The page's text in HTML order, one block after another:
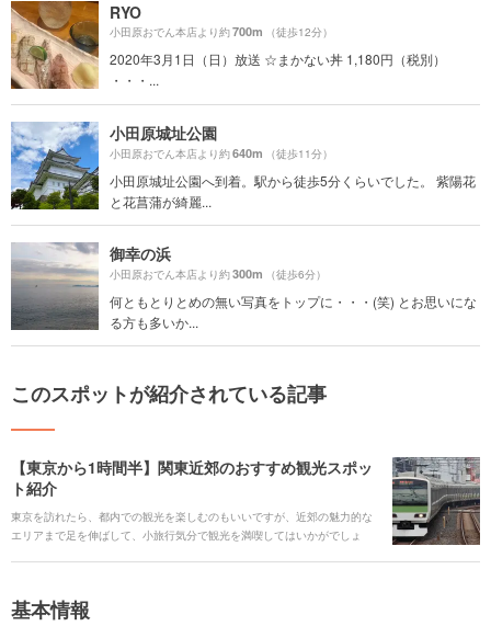
RYO
小田原おでん本店より約700m （徒歩12分）
2020年3月1日（日）放送 ☆まかない丼 1,180円（税別）
・・・...
小田原城址公園
小田原おでん本店より約640m （徒歩11分）
小田原城址公園へ到着。駅から徒歩5分くらいでした。 紫陽花
と花菖蒲が綺麗...
御幸の浜
小田原おでん本店より約300m （徒歩6分）
何ともとりとめの無い写真をトップに・・・(笑) とお思いにな
る方も多いか...
このスポットが紹介されている記事
【東京から1時間半】関東近郊のおすすめ観光スポッ
ト紹介
東京を訪れたら、都内での観光を楽しむのもいいですが、近郊の魅力的な
エリアまで足を伸ばして、小旅行気分で観光を満喫してはいかがでしょ
基本情報